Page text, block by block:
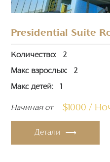
Presidential Suite
Количество: 2
Макс взрослых: 2
Макс детей:
Начиная от $1000 /
Детали